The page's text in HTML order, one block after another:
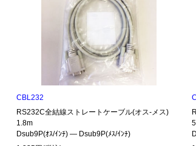
CBL232
RS232C全結線ストレートケーブル(オス-メス)
1.8m
Dsub9P(ｵｽ/ｲﾝﾁ) ― Dsub9P(ﾒｽ/ｲﾝﾁ)